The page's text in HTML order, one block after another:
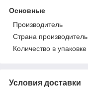
Основные
Производитель
Страна производитель
Количество в упаковке
Условия доставки